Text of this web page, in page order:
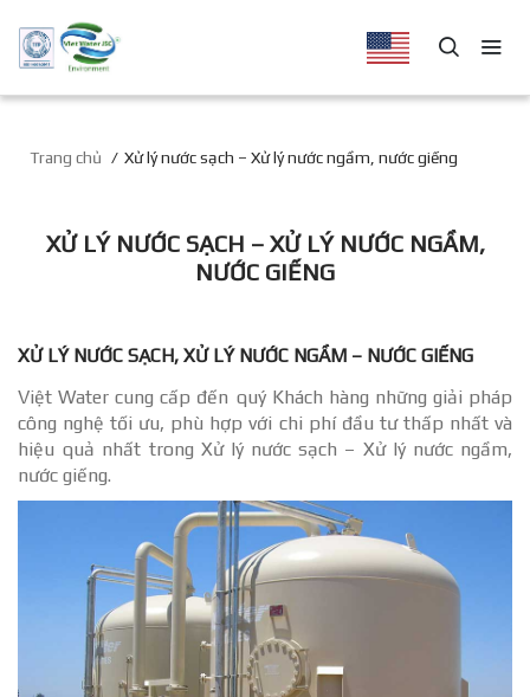
Trang chủ Xử lý nước sạch – Xử lý nước ngầm, nước giếng
XỬ LÝ NƯỚC SẠCH – XỬ LÝ NƯỚC NGẦM,
NƯỚC GIẾNG
XỬ LÝ NƯỚC SẠCH, XỬ LÝ NƯỚC NGẦM – NƯỚC GIẾNG
Việt Water cung cấp đến quý Khách hàng những giải pháp
công nghệ tối ưu, phù hợp với chi phí đầu tư thấp nhất và
hiệu quả nhất trong Xử lý nước sạch – Xử lý nước ngầm,
nước giếng.